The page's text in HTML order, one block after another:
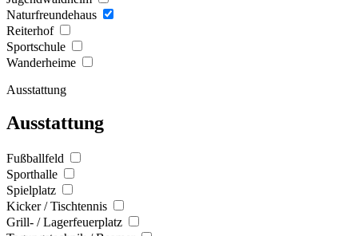
Naturfreundehaus
Reiterhof
Sportschule
Wanderheime
Ausstattung
Ausstattung
Fußballfeld
Sporthalle
Spielplatz
Kicker / Tischtennis
Grill- / Lagerfeuerplatz